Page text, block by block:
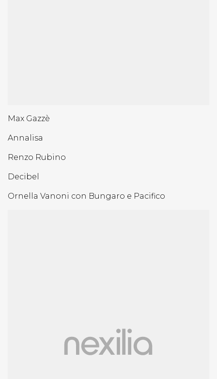
Max Gazzè
Annalisa
Renzo Rubino
Decibel
Ornella Vanoni con Bungaro e Pacifico